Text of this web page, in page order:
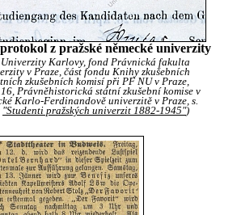
z pražské německé univerzity
Karlovy, fond Právnická fakulta
v Praze, část fondu Knihy zkušebních
zkušebních komisí při PF NU v Praze,
Právněhistorická státní zkušební komise v
Karlo-Ferdinandově univerzitě v Praze, s.
"Studenti pražských univerzit 1882-1945")